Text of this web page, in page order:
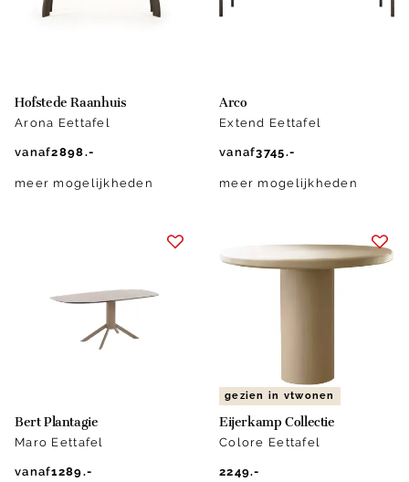
Hofstede Raanhuis
Arona Eettafel
vanaf2898.-
meer mogelijkheden
Arco
Extend Eettafel
vanaf3745.-
meer mogelijkheden
Bert Plantagie
Maro Eettafel
vanaf1289.-
gezien in vtwonen
Eijerkamp Collectie
Colore Eettafel
2249.-